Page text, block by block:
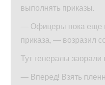
выполнять приказы.
— Офицеры пока еще
приказа, — возразил
Тут генералы заорали
— Вперед! Взять